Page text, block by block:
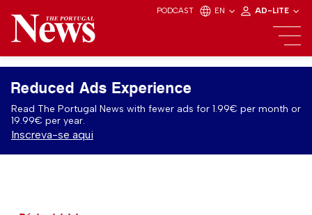
PODCAST EN AD-LITE
Reduced Ads Experience
Read The Portugal News with fewer ads for 1.99€ per month or
19.99€ per year.
Inscreva-se aqui